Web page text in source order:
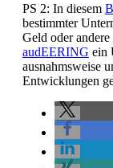
PS 2: In diesem
bestimmter
Geld oder
audEERING ein
ausnahmsweise
Entwicklungen